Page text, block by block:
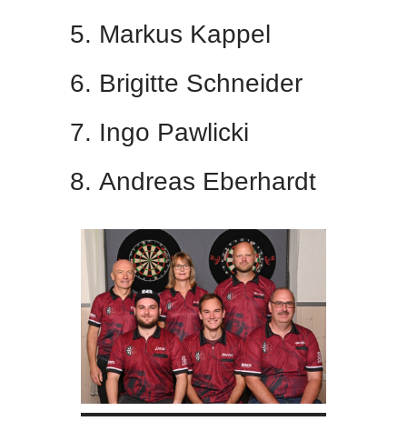
Markus Kappel
Brigitte Schneider
Ingo Pawlicki
Andreas Eberhardt